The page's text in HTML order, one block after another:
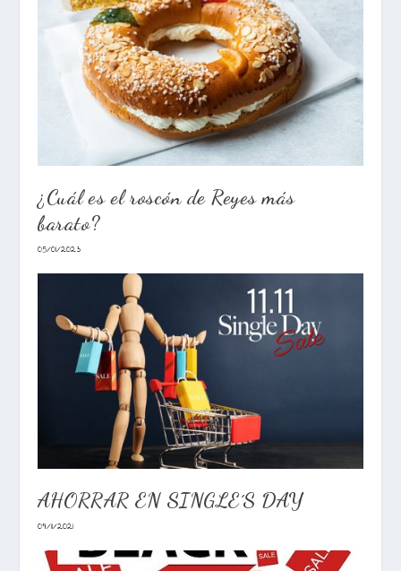
¿Cuál es el roscón de Reyes más
barato?
05/01/2023
AHORRAR EN SINGLE´S DAY
09/11/2021